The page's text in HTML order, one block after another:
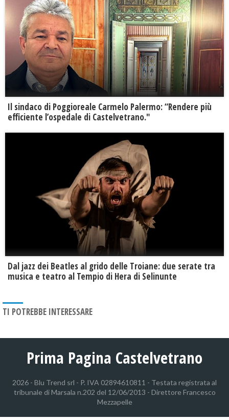
Il sindaco di Poggioreale Carmelo Palermo: “Rendere più
efficiente l’ospedale di Castelvetrano."
Dal jazz dei Beatles al grido delle Troiane: due serate tra
musica e teatro al Tempio di Hera di Selinunte
TI POTREBBE INTERESSARE
Prima Pagina Castelvetrano
2026 - Blu Trend srl - P. IVA 02894610811 - Testata registrata al
tribunale di Marsala n.202 del 12/06/2013 - Direttore Francesco
Mezzapelle